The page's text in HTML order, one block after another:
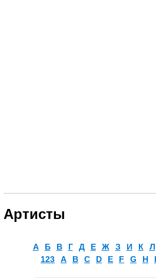
Артисты
А Б В Г Д Е Ж З И К Л
123
A B C D E F G H I